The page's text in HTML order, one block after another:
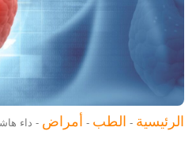
الرئيسية - الطب - أمراض - داء